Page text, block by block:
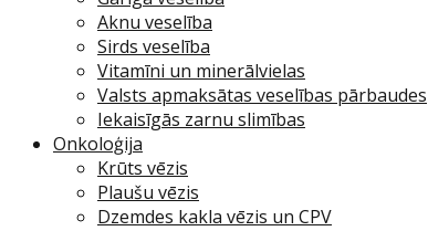
Aknu veselība
Sirds veselība
Vitamīni un minerālvielas
Valsts apmaksātas veselības pārbaudes
Iekaisīgās zarnu slimības
Onkoloģija
Krūts vēzis
Plaušu vēzis
Dzemdes kakla vēzis un CPV